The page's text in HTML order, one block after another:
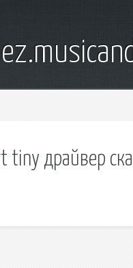
tiny драйвер